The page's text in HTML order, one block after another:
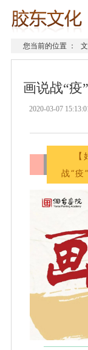
您当前的位置 ：
画说战“疫
2020-03-07
战“